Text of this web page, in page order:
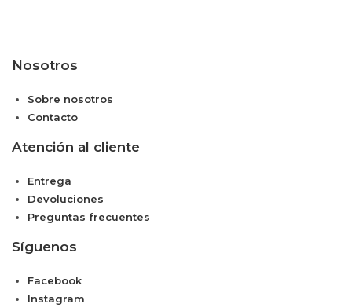
Nosotros
Sobre nosotros
Contacto
Atención al cliente
Entrega
Devoluciones
Preguntas frecuentes
Síguenos
Facebook
Instagram